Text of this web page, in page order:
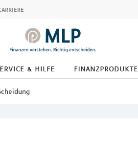
& hilfe finanzprodukte